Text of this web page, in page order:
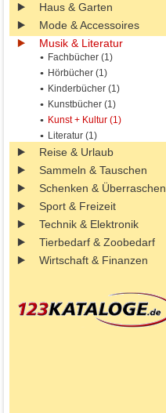
Haus & Garten
Mode & Accessoires
Musik & Literatur
Fachbücher (1)
Hörbücher (1)
Kinderbücher (1)
Kunstbücher (1)
Kunst + Kultur (1)
Literatur (1)
Reise & Urlaub
Sammeln & Tauschen
Schenken & Überraschen
Sport & Freizeit
Technik & Elektronik
Tierbedarf & Zoobedarf
Wirtschaft & Finanzen